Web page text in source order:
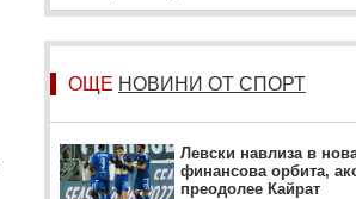
ОЩЕ НОВИНИ ОТ СПОРТ
Левски навлиза в
финансова орбита,
преодолее Кайрат